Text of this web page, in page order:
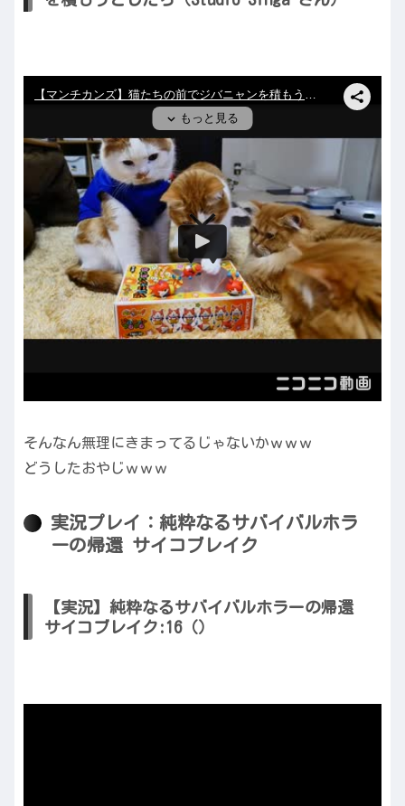
そんなん無理にきまってるじゃないかｗｗｗ
どうしたおやじｗｗｗ
実況プレイ：純粋なるサバイバルホラ
ーの帰還 サイコブレイク
【実況】純粋なるサバイバルホラーの帰還
サイコブレイク:16（）